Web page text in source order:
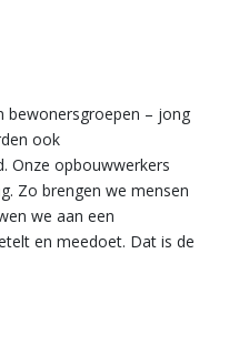
bewonersgroepen – jong
ook
Onze opbouwwerkers
Zo brengen we mensen
we aan een
en meedoet. Dat is de